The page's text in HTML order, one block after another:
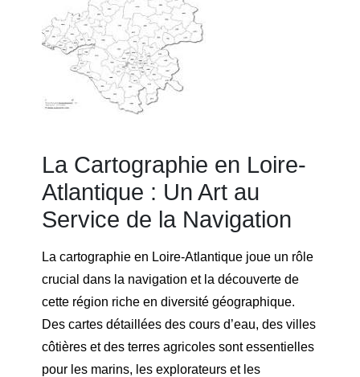
La Cartographie en Loire-
Atlantique : Un Art au
Service de la Navigation
La cartographie en Loire-Atlantique joue un rôle
crucial dans la navigation et la découverte de
cette région riche en diversité géographique.
Des cartes détaillées des cours d’eau, des villes
côtières et des terres agricoles sont essentielles
pour les marins, les explorateurs et les